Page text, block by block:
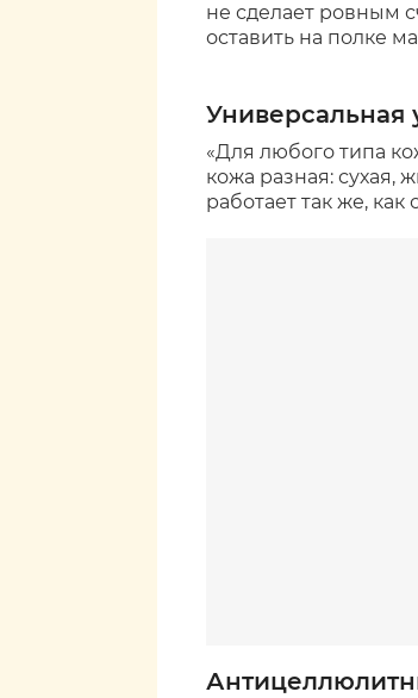
не сделает ровным
оставить на полке
Универсальная
«Для любого типа
кожа разная: сухая,
работает так же,